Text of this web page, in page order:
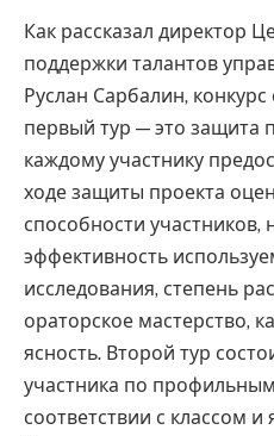
Как рассказал директор
поддержки талантов
Руслан Сарбалин, конкурс
первый тур — это защита
каждому участнику
ходе защиты проекта
способности
эффективность
исследования, степень
ораторское мастерство,
ясность. Второй тур
участника по
соответствии с классом